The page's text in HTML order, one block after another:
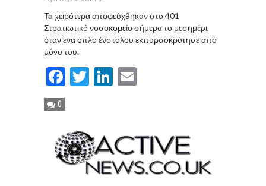
Τα χειρότερα αποφεύχθηκαν στο 401
Στρατιωτικό νοσοκομείο σήμερα το μεσημέρι,
όταν ένα όπλο ένστολου εκπυρσοκρότησε από
μόνο του.
Facebook
TwitterLinkedIn
0